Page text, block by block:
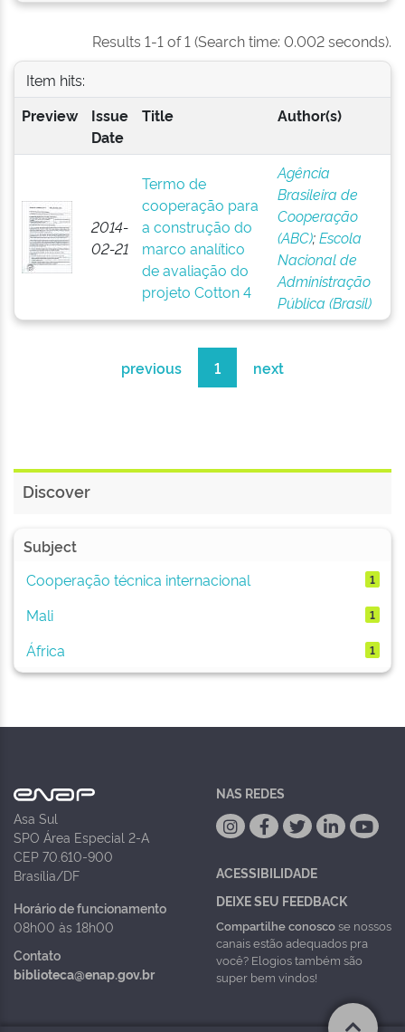
Results 1-1 of 1 (Search time: 0.002 seconds).
Item hits:
Preview
Issue
Date
Title Author(s)
2014-
02-21
Termo de
cooperação para
a construção do
marco analítico
de avaliação do
projeto Cotton 4
Agência
Brasileira de
Cooperação
(ABC);Escola
Nacional de
Administração
Pública (Brasil)
previous 1 next
Discover
Subject
Cooperação técnica internacional
1
Mali 1
África 1
Asa Sul
SPO Área Especial 2-A
CEP 70.610-900
Brasília/DF
Horário de funcionamento
08h00 às 18h00
Contato
biblioteca@enap.gov.br
NAS REDES
ACESSIBILIDADE
DEIXE SEU FEEDBACK
Compartilhe conoscose nossos
canais estão adequados pra
você? Elogios também são
super bem vindos!